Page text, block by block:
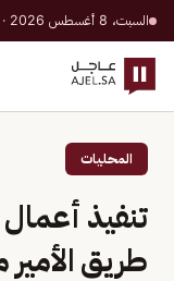
السبت، 8 أغسطس 2026 · 25 صفر 1448 هـ
المحليات
تنفيذ
طريق